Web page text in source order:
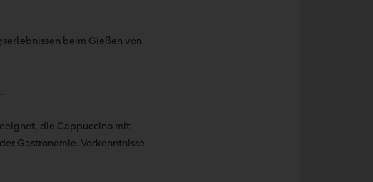
beim Gießen von
die Cappuccino mit
Gastronomie. Vorkenntnisse